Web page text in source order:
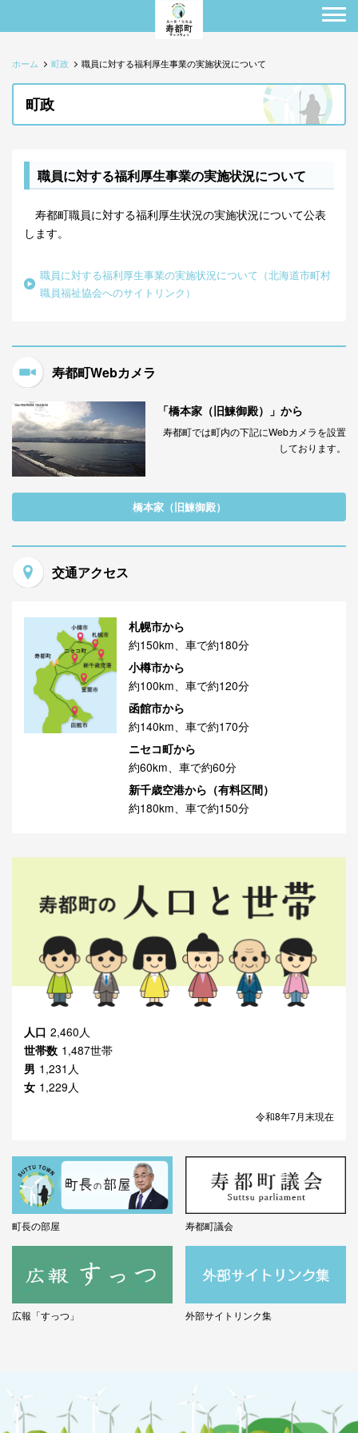
ホーム 町政 職員に対する福利厚生事業の実施状況について
町政
職員に対する福利厚生事業の実施状況について
寿都町職員に対する福利厚生状況の実施状況について公表
します。
職員に対する福利厚生事業の実施状況について（北海道市町村
職員福祉協会へのサイトリンク）
寿都町Webカメラ
「橋本家（旧鰊御殿）」から
寿都町では町内の下記にWebカメラを設置
しております。
橋本家（旧鰊御殿）
交通アクセス
札幌市から
約150km、車で約180分
小樽市から
約100km、車で約120分
函館市から
約140km、車で約170分
ニセコ町から
約60km、車で約60分
新千歳空港から（有料区間）
約180km、車で約150分
人口 2,460人
世帯数 1,487世帯
男 1,231人
女 1,229人
令和8年7月末現在
町長の部屋 寿都町議会
広報「すっつ」 外部サイトリンク集